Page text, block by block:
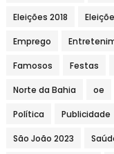
Eleições 2018
Emprego
Famosos Festas
Norte da Bahia oe
Política Publicidade
São João 2023